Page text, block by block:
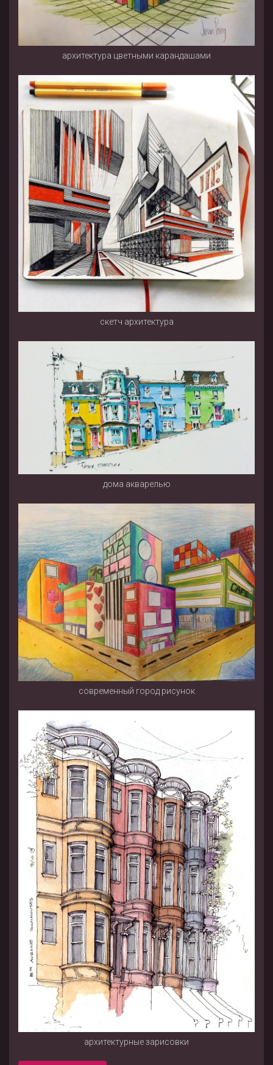
архитектура цветными карандашами
скетч архитектура
дома акварелью
современный город рисунок
архитектурные зарисовки